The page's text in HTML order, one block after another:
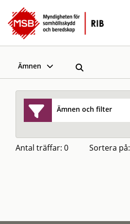
Ämnen
Ämnen och filter
Antal träffar: 0 Sortera på: